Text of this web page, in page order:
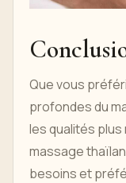
Que vous
profondes du
les qualités
massage
besoins et